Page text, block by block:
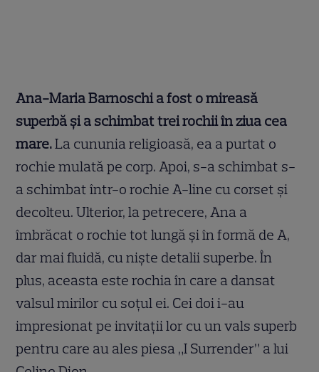
Ana-Maria Barnoschi a fost o mireasă
superbă și a schimbat trei rochii în ziua cea
mare.La cununia religioasă, ea a purtat o
rochie mulată pe corp. Apoi, s-a schimbat s-
a schimbat într-o rochie A-line cu corset și
decolteu. Ulterior, la petrecere, Ana a
îmbrăcat o rochie tot lungă și în formă de A,
dar mai fluidă, cu niște detalii superbe. În
plus, aceasta este rochia în care a dansat
valsul mirilor cu soțul ei. Cei doi i-au
impresionat pe invitații lor cu un vals superb
pentru care au ales piesa „I Surrender” a lui